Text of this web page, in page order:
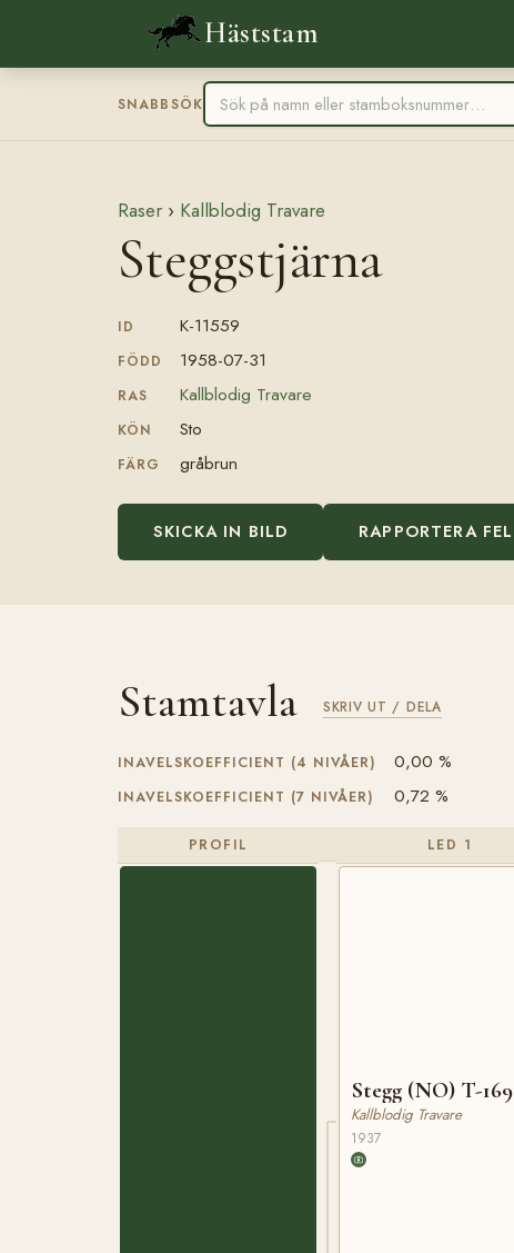
Häststam
SNABBSÖK
Raser › Kallblodig Travare
Steggstjärna
ID K-11559
FÖDD 1958-07-31
RAS Kallblodig Travare
KÖN Sto
FÄRG gråbrun
SKICKA IN BILD RAPPORTERA FEL
Stamtavla SKRIV UT / DELA
INAVELSKOEFFICIENT (4 NIVÅER) 0,00 %
INAVELSKOEFFICIENT (7 NIVÅER) 0,72 %
PROFIL LED 1
Stegg (NO) T-169
Kallblodig Travare
1937